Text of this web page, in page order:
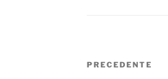
Navigazione
Articolo
PRECEDENTE